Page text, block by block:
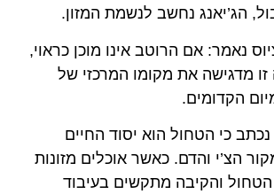
הג’יאנג נחשב לנשמת המזון.
נאמר: אם הרוטב אינו מוכן כראוי,
זו מדגישה את מקומו המרכזי של
הקדומים.
נכתב כי הטחול הוא יסוד החיים
הצ’י והדם. כאשר אוכלים מזונות
הטחול והקיבה מתקשים בעיבוד